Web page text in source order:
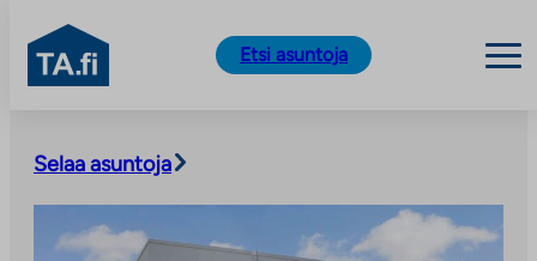
sisältöön
TA.fi
Etsi asuntoja
Selaa asuntoja